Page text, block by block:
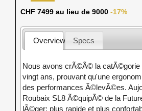
CHF 7499 au lieu de 9000 -17%
Overview Specs
Nous avons crÃ©Ã© la catÃ©gorie
vingt ans, prouvant qu'une
des performances Ã©levÃ©es.
Roubaix SL8 Ã©quipÃ© de la
lÃ©ger; plus rapide et plus